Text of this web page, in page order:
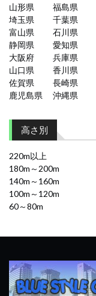
山形県
福島県
埼玉県
千葉県
富山県
石川県
静岡県
愛知県
大阪府
兵庫県
山口県
香川県
佐賀県
長崎県
鹿児島県
沖縄県
高さ別
220m以上
180m～200m
140m～160m
100m～120m
60～80m